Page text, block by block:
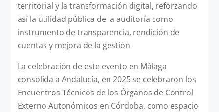
territorial y la transformación digital, reforzando
así la utilidad pública de la auditoría como
instrumento de transparencia, rendición de
cuentas y mejora de la gestión.
La celebración de este evento en Málaga
consolida a Andalucía, en 2025 se celebraron los
Encuentros Técnicos de los Órganos de Control
Externo Autonómicos en Córdoba, como espacio